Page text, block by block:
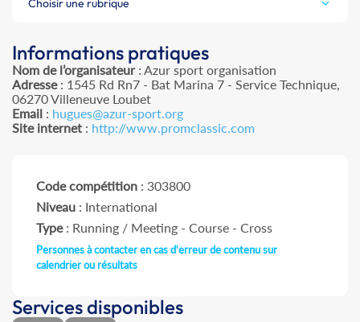
Choisir une rubrique
Informations pratiques
Nom de l’organisateur: Azur sport organisation
Adresse: 1545 Rd Rn7 - Bat Marina 7 - Service Technique,
06270 Villeneuve Loubet
Email : hugues@azur-sport.org
Site internet : http://www.promclassic.com
Code compétition : 303800
Niveau : International
Type: Running / Meeting - Course - Cross
Personnes à contacter en cas d'erreur de contenu sur
calendrier ou résultats
Services disponibles